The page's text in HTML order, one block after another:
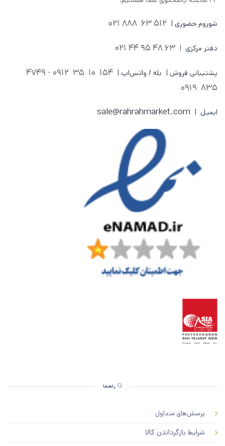
شوروم حضوری | 512 63 888 021
دفتر مرکزی |
63 48 95 44 021
پشتیبانی فروش | بله / واتس‌اپ | 154 10 35
835 0919
ایمیل | sale@rahrahmarket.com
راهنما
پرسش‌های متداول
شرایط بازگرداندن کالا